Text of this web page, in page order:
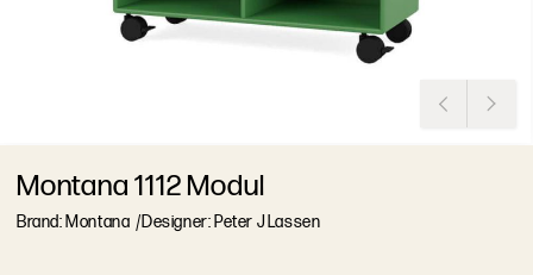
Montana 1112 Modul
Brand: Montana /Designer: Peter J Lassen